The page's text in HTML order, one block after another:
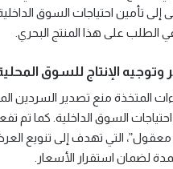
إلى تأمين احتياجات السوق
في الطلب على هذا المنتج البحري.
وتوجيه الإنتاج للسوق
المتخذة منع تصدير السردين
السوق الداخلية. كما تم
التي تهدف إلى تنويع
لضمان استقرار الأسعار.